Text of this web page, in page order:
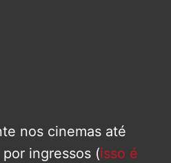
nos cinemas até
ingressos (isso é